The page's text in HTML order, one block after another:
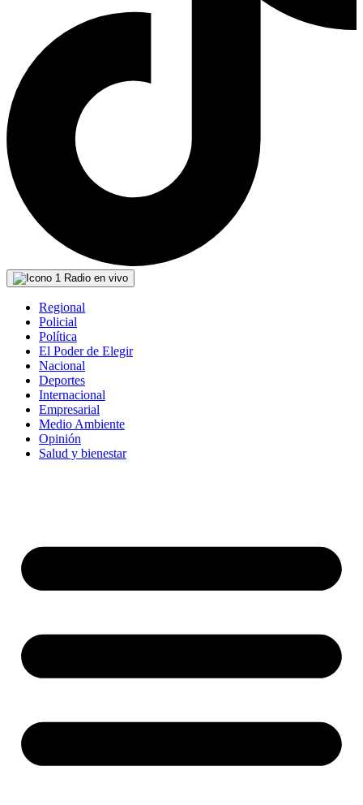
Radio en vivo
Regional
Policial
Política
El Poder de Elegir
Nacional
Deportes
Internacional
Empresarial
Medio Ambiente
Opinión
Salud y bienestar